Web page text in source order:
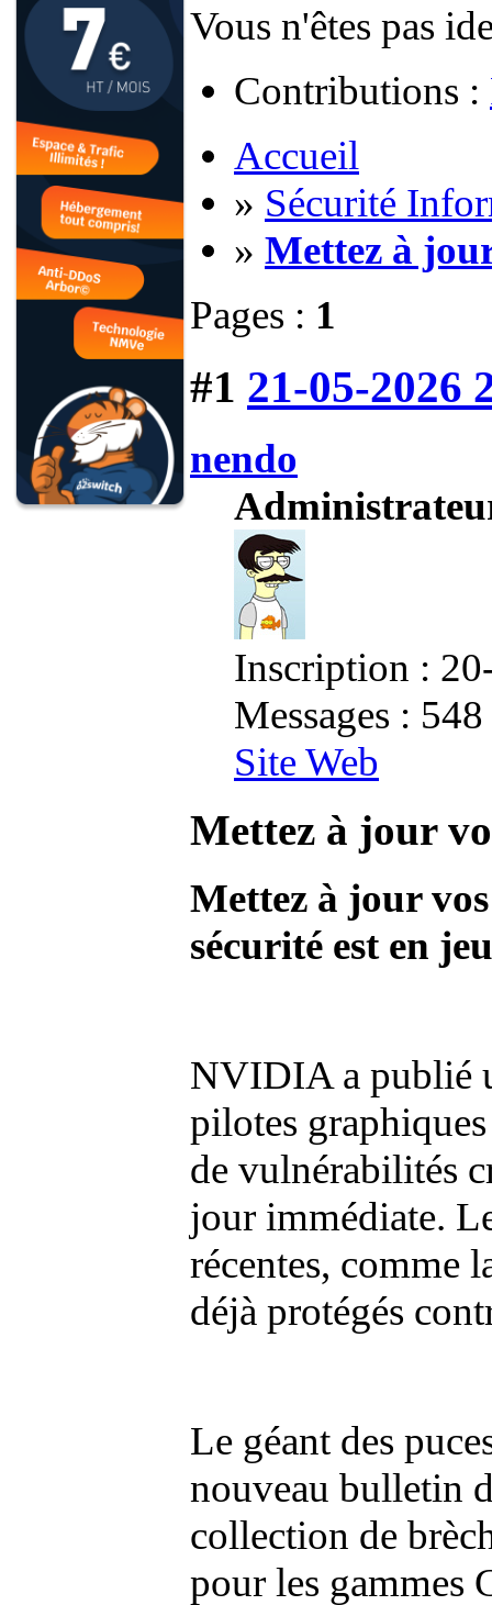
Vous n'êtes pas
Contributions :
Accueil
» Sécurité
» Mettez à
Pages : 1
#1 21-05-2026
nendo
Inscription :
Messages : 548
Site Web
Mettez à jour
Mettez à jour
sécurité est en
NVIDIA a publié
pilotes
de vulnérabilités
jour immédiate.
récentes, comme
déjà protégés
Le géant des
nouveau bulletin
collection de
pour les gammes